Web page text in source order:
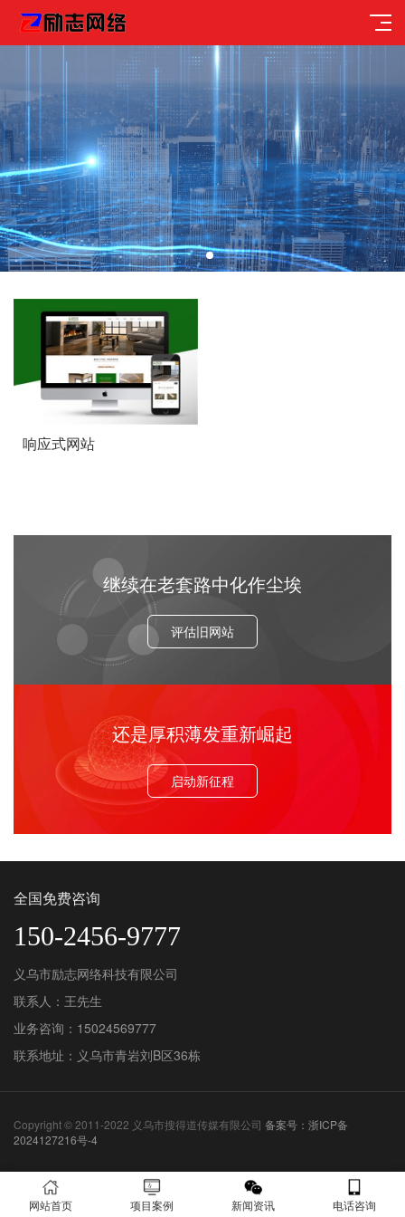
响应式网站
继续在老套路中化作尘埃
评估旧网站
还是厚积薄发重新崛起
启动新征程
全国免费咨询
150-2456-9777
义乌市励志网络科技有限公司
联系人：王先生
业务咨询：15024569777
联系地址：义乌市青岩刘B区36栋
Copyright © 2011-2022 义乌市搜得道传媒有限公司 备案号：浙ICP备
2024127216号-4
网站首页 项目案例 新闻资讯 电话咨询